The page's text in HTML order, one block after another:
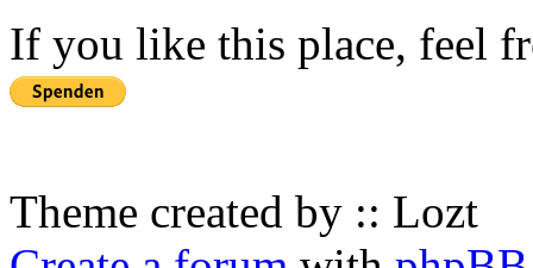
If you like this place, feel
Theme created by :: Lozt